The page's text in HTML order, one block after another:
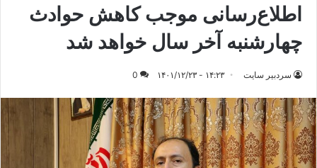
اطلاع‌رسانی موجب کاهش حوادث
چهارشنبه آخر سال خواهد شد
سردبیر سایت ۱۴:۲۳ - ۱۴۰۱/۱۲/۲۳ 0